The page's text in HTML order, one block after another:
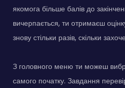
якомога більше балів до
вичерпається, ти отримаєш
знову стільки разів, скільки
З головного меню ти можеш
самого початку. Завдання